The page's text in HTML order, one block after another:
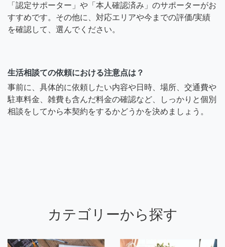
「認定サポーター」や「本人確認済み」のサポーターがお
すすめです。その他に、対応エリアや今までの評価/実績
を確認して、選んでください。
生活相談ての依頼における注意点は？
事前に、具体的に依頼したい内容や日時、場所、交通費や
駐車料金、雑費も含んだ料金の確認など、しっかりと個別
相談をしてから本契約をするかどうかを決めましょう。
カテゴリーから探す